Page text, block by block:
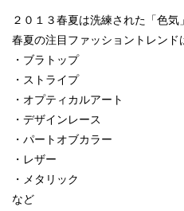
２０１３春夏は洗練された「色気
春夏の注目ファッショントレンド
・ブラトップ
・ストライプ
・オプティカルアート
・デザインレース
・パートオブカラー
・レザー
・メタリック
など